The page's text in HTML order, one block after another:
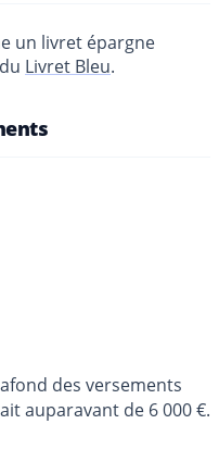
un livret épargne
Livret Bleu.
des versements
auparavant de 6 000 €.